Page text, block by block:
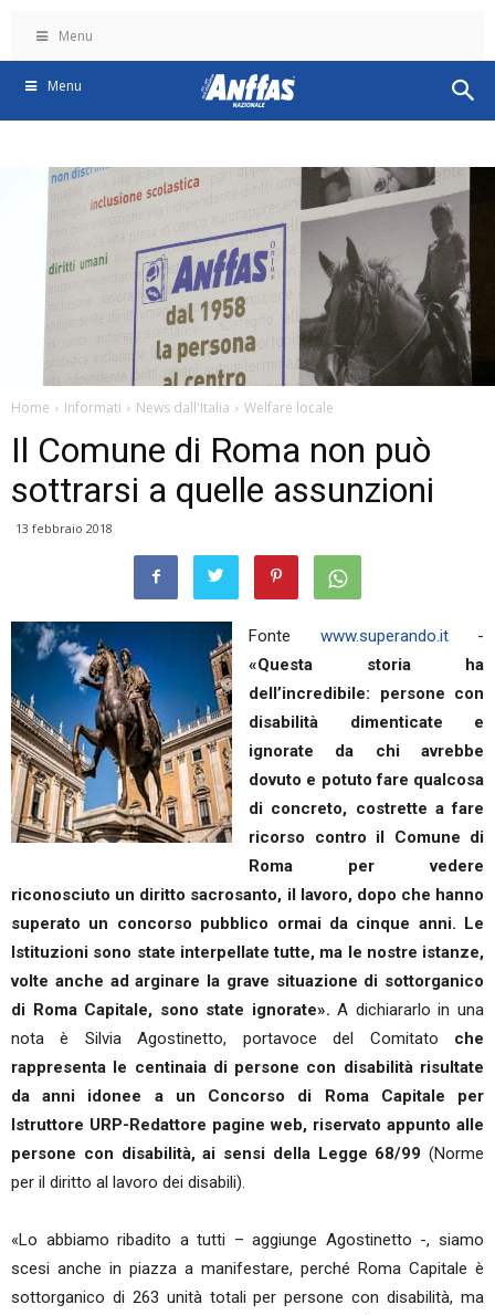
Menu
Menu
Home Informati News dall'Italia Welfare locale
Il Comune di Roma non può
sottrarsi a quelle assunzioni
13 febbraio 2018
Fonte www.superando.it-
«Questa storia ha
dell’incredibile: persone con
disabilità dimenticate e
ignorate da chi avrebbe
dovuto e potuto fare qualcosa
di concreto, costrette a fare
ricorso contro il Comune di
Roma per vedere
riconosciuto un diritto sacrosanto, il lavoro, dopo che hanno
superato un concorso pubblico ormai da cinque anni. Le
Istituzioni sono state interpellate tutte, ma le nostre istanze,
volte anche ad arginare la grave situazione di sottorganico
di Roma Capitale, sono state ignorate».A dichiararlo in una
nota è Silvia Agostinetto, portavoce del Comitato che
rappresenta le centinaia di persone con disabilità risultate
da anni idonee a un Concorso di Roma Capitale per
Istruttore URP-Redattore pagine web, riservato appunto alle
persone con disabilità, ai sensi della Legge 68/99 (Norme
per il diritto al lavoro dei disabili).
«Lo abbiamo ribadito a tutti – aggiunge Agostinetto -, siamo
scesi anche in piazza a manifestare, perché Roma Capitale è
sottorganico di 263 unità totali per persone con disabilità, ma